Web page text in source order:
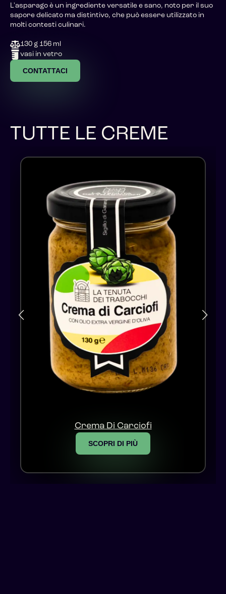
L'asparago è un ingrediente versatile e sano, noto per il suo
sapore delicato ma distintivo, che può essere utilizzato in
molti contesti culinari.
130 g 156 ml
vasi in vetro
CONTATTACI
TUTTE LE CREME
Crema Di Carciofi
SCOPRI DI PIÙ